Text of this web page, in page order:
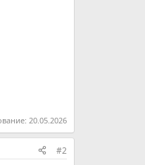
20.05.2026
#2